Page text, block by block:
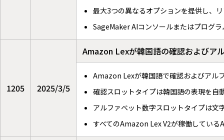
最大3つの異なるオプションを提供し、
SageMaker AIコンソールまたはプログ
1205 2025/3/5
Amazon Lexが韓国語の確認およびア
Amazon Lexが韓国語で確認およびアル
確認スロットタイプは韓国語の表現を自
アルファベット数字スロットタイプは文
すべてのAmazon Lex V2が稼働している